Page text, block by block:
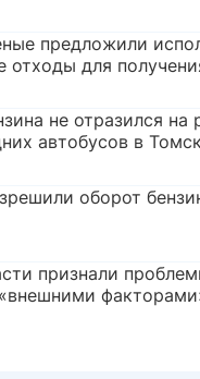
предложили
отходы для
не отразился на
автобусов в
оборот
признали